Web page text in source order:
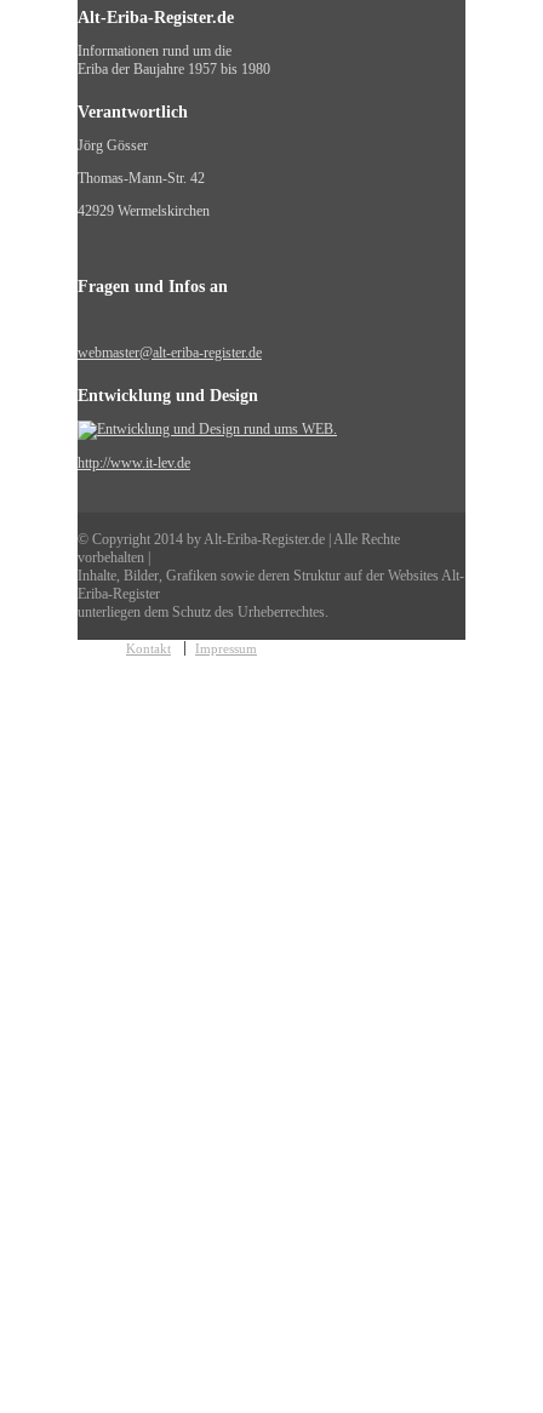
Alt-Eriba-Register.de
Informationen rund um die
Eriba der Baujahre 1957 bis 1980
Verantwortlich
Jörg Gösser
Thomas-Mann-Str. 42
42929 Wermelskirchen
Fragen und Infos an
webmaster@alt-eriba-register.de
Entwicklung und Design
http://www.it-lev.de
© Copyright 2014 by Alt-Eriba-Register.de | Alle Rechte
vorbehalten |
Inhalte, Bilder, Grafiken sowie deren Struktur auf der Websites Alt-
Eriba-Register
unterliegen dem Schutz des Urheberrechtes.
Kontakt Impressum